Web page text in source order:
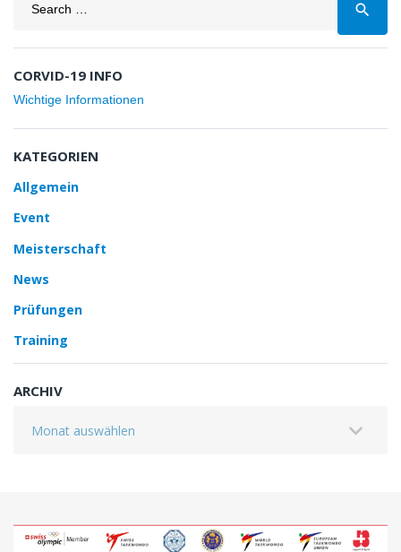
search
CORVID-19 INFO
Wichtige Informationen
KATEGORIEN
Allgemein
Event
Meisterschaft
News
Prüfungen
Training
ARCHIV